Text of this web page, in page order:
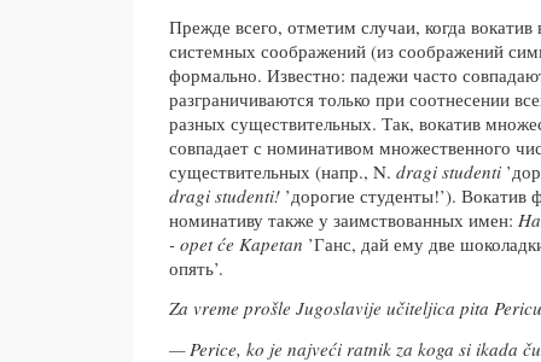
Прежде всего, отметим случаи, когда вокатив
системных соображений (из соображений
формально. Известно: падежи часто
разграничиваются только при соотнесении
разных существительных. Так, вокатив
совпадает с номинативом множественного
существительных (напр., N. dragi studenti
dragi studenti! ’дорогие студенты!’). Вокатив
номинативу также у заимствованных имен:
- opet će Kapetan ’Ганс, дай ему две
опять’.
Za vreme prošle Jugoslavije učiteljica pita
— Perice, ko je najveći ratnik za koga si ikada